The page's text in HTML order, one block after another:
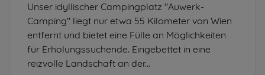
Unser idyllischer Campingplatz "Auwerk-
Camping" liegt nur etwa 55 Kilometer von Wien
entfernt und bietet eine Fülle an Möglichkeiten
für Erholungssuchende. Eingebettet in eine
reizvolle Landschaft an der...